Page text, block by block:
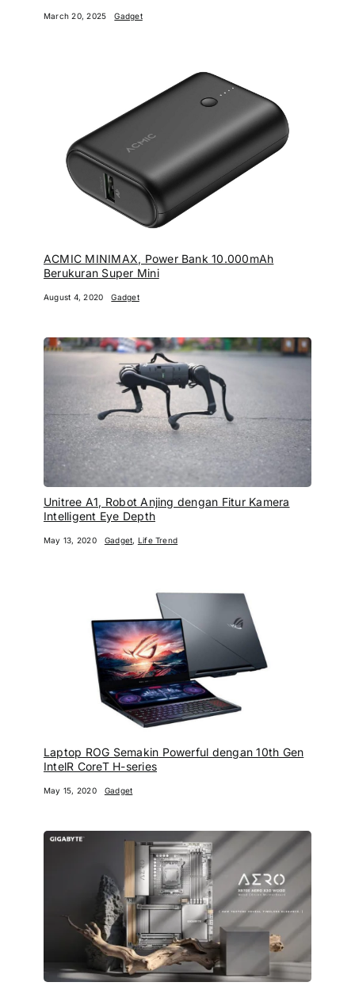
March 20, 2025 Gadget
ACMIC MINIMAX, Power Bank 10.000mAh
Berukuran Super Mini
August 4, 2020 Gadget
Unitree A1, Robot Anjing dengan Fitur Kamera
Intelligent Eye Depth
May 13, 2020 Gadget, Life Trend
Laptop ROG Semakin Powerful dengan 10th Gen
IntelR CoreT H-series
May 15, 2020 Gadget